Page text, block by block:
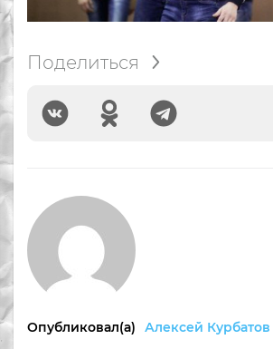
Поделиться
Опубликовал(а) Алексей Курбатов